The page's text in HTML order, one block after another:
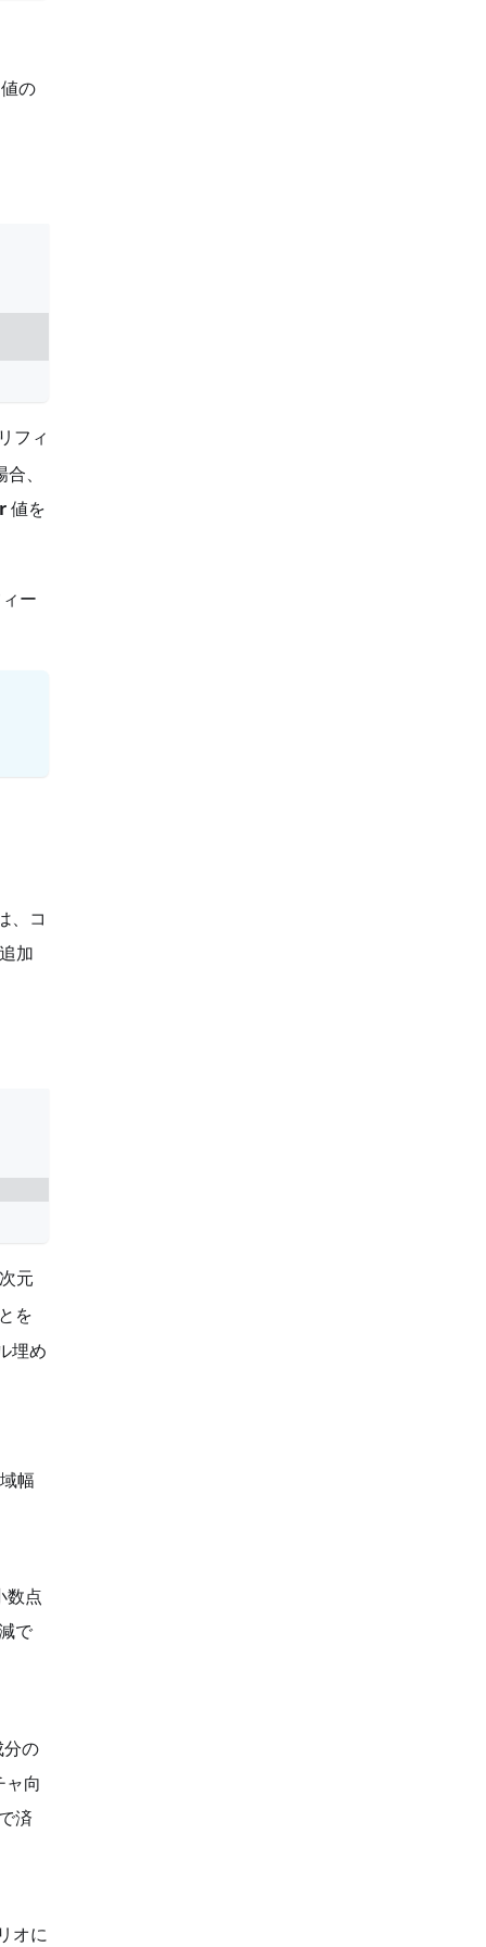
値の
フィ
、
値を
ー
、コ
加
元
を
埋め
幅
数点
で
の
向
済
オに